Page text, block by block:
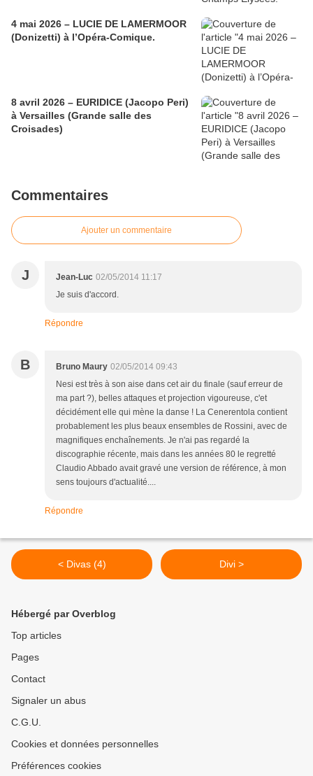
4 mai 2026 – LUCIE DE LAMERMOOR
(Donizetti) à l’Opéra-Comique.
8 avril 2026 – EURIDICE (Jacopo Peri)
à Versailles (Grande salle des
Croisades)
Commentaires
Ajouter un commentaire
J Jean-Luc 02/05/2014 11:17
Je suis d'accord.
Répondre
B Bruno Maury 02/05/2014 09:43
Nesi est très à son aise dans cet air du finale (sauf erreur de
ma part ?), belles attaques et projection vigoureuse, c'et
décidément elle qui mène la danse ! La Cenerentola contient
probablement les plus beaux ensembles de Rossini, avec de
magnifiques enchaînements. Je n'ai pas regardé la
discographie récente, mais dans les années 80 le regretté
Claudio Abbado avait gravé une version de référence, à mon
sens toujours d'actualité....
Répondre
< Divas (4) Divi >
Hébergé par Overblog
Top articles
Pages
Contact
Signaler un abus
C.G.U.
Cookies et données personnelles
Préférences cookies